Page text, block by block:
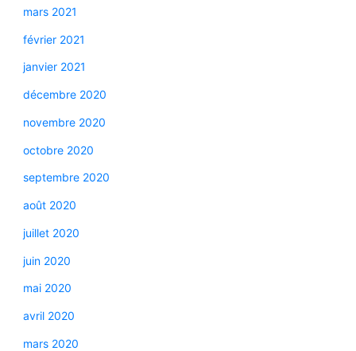
mars 2021
février 2021
janvier 2021
décembre 2020
novembre 2020
octobre 2020
septembre 2020
août 2020
juillet 2020
juin 2020
mai 2020
avril 2020
mars 2020